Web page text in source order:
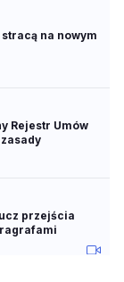
na nowym
Rejestr Umów
zasady
przejścia